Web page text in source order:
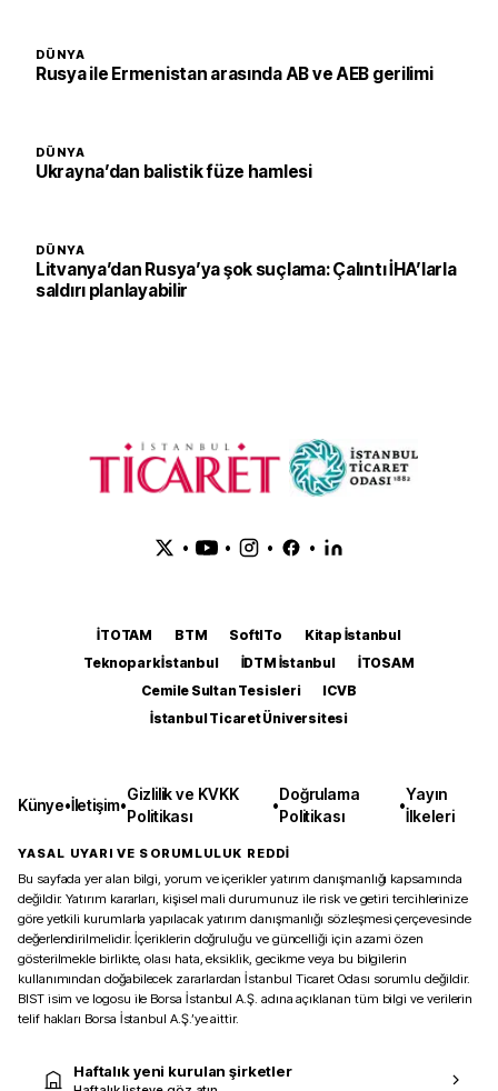
DÜNYA
Rusya ile Ermenistan arasında AB ve AEB gerilimi
DÜNYA
Ukrayna’dan balistik füze hamlesi
DÜNYA
Litvanya’dan Rusya’ya şok suçlama: Çalıntı İHA’larla
saldırı planlayabilir
• • • •
İTOTAM BTM SoftITo
Kitap İstanbul
Teknopark İstanbul
İDTM İstanbul
İTOSAM
Cemile Sultan Tesisleri
ICVB
İstanbul Ticaret Üniversitesi
Künye•İletişim•
Gizlilik ve KVKK
Politikası
•
Doğrulama
Politikası
•
Yayın
İlkeleri
YASAL UYARI VE SORUMLULUK REDDİ
Bu sayfada yer alan bilgi, yorum ve içerikler yatırım danışmanlığı kapsamında
değildir. Yatırım kararları, kişisel mali durumunuz ile risk ve getiri tercihlerinize
göre yetkili kurumlarla yapılacak yatırım danışmanlığı sözleşmesi çerçevesinde
değerlendirilmelidir. İçeriklerin doğruluğu ve güncelliği için azami özen
gösterilmekle birlikte, olası hata, eksiklik, gecikme veya bu bilgilerin
kullanımından doğabilecek zararlardan İstanbul Ticaret Odası sorumlu değildir.
BIST isim ve logosu ile Borsa İstanbul A.Ş. adına açıklanan tüm bilgi ve verilerin
telif hakları Borsa İstanbul A.Ş.’ye aittir.
Haftalık yeni kurulan şirketler